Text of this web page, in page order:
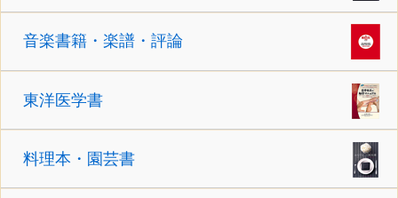
音楽書籍・楽譜・評論
東洋医学書
料理本・園芸書